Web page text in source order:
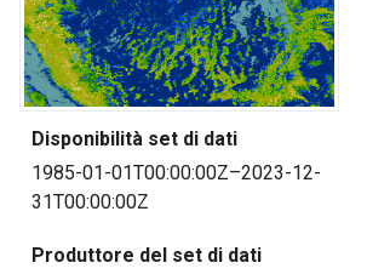
Disponibilità set di dati
1985-01-01T00:00:00Z–2023-12-
31T00:00:00Z
Produttore del set di dati